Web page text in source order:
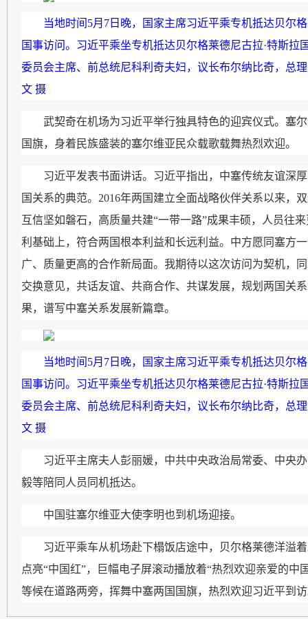
当地时间5月7日晚，国家主席习近平乘专机抵达贝尔
国事访问。习近平乘坐专机抵达贝尔格莱德尼古拉·特斯
委员会主席、前总统尼科利奇夫妇，议长布尔纳比奇，总
文 摄
武契奇在机场为习近平举行独具特色的迎宾仪式。塞
国旗，身着民族盛装的塞尔维亚民众载歌载舞热烈欢迎。
习近平发表书面讲话。习近平指出，中塞传统友谊深
国关系的典范。2016年两国建立全面战略伙伴关系以来，
互信坚如磐石，高质量共建“一带一路”成果丰硕，人员往
利基础上，符合两国根本利益和长远利益。中方愿同塞方
广、质量更高的合作新局面。我期待以这次访问为契机，
交换意见，共话友谊、共商合作、共谋发展，规划两国关
果，谱写中塞关系发展新篇章。
当地时间5月7日晚，国家主席习近平乘专机抵达贝尔
国事访问。习近平乘坐专机抵达贝尔格莱德尼古拉·特斯
委员会主席、前总统尼科利奇夫妇，议长布尔纳比奇，总
文 摄
习近平主席夫人彭丽媛，中共中央政治局常委、中央
毅等陪同人员同机抵达。
中国驻塞尔维亚大使李明也到机场迎接。
习近平乘车从机场赴下榻饭店途中，贝尔格莱德洋溢
点亮“中国红”，巨幅电子屏滚动播放着“热烈欢迎亲爱的
等候在道路两旁，挥舞中塞两国国旗，热烈欢迎习近平到